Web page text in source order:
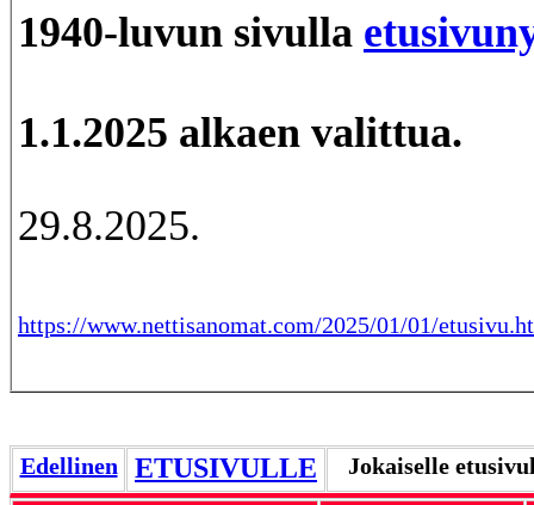
1940-luvun sivulla
1.1.2025 alkaen valittua.
29.8.2025.
https://www.nettisanomat.com/2025/01/01/
Edellinen ETUSIVULLE Jokaiselle